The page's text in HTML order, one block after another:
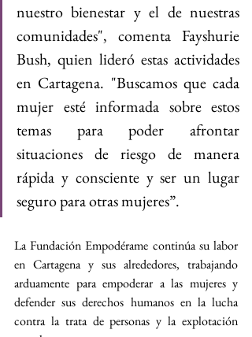
nuestro bienestar y el de nuestras
comunidades", comenta Fayshurie
Bush, quien lideró estas actividades
en Cartagena. "Buscamos que cada
mujer esté informada sobre estos
temas para poder afrontar
situaciones de riesgo de manera
rápida y consciente y ser un lugar
seguro para otras mujeres”.
La Fundación Empodérame continúa su labor
en Cartagena y sus alrededores, trabajando
arduamente para empoderar a las mujeres y
defender sus derechos humanos en la lucha
contra la trata de personas y la explotación